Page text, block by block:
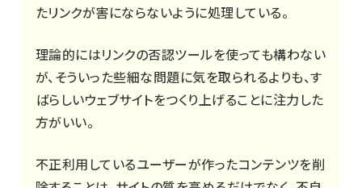
たリンクが害にならないように処理している。
理論的にはリンクの否認ツールを使っても構わない
が、そういった些細な問題に気を取られるよりも、す
ばらしいウェブサイトをつくり上げることに注力した
方がいい。
不正利用しているユーザーが作ったコンテンツを削